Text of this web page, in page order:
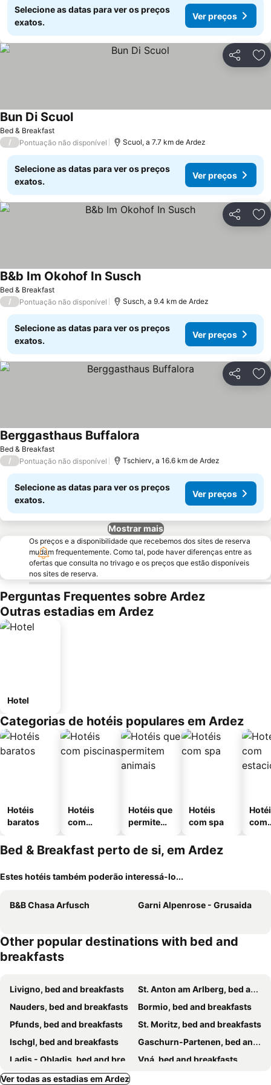
Selecione as datas para ver os preços
exatos.
Ver preços
Partilhar
Bed & Breakfast
Bun Di Scuol
/ Pontuação não disponível Scuol, a 7.7 km de Ardez
Selecione as datas para ver os preços
exatos.
Ver preços
Partilhar
Bed & Breakfast
B&b Im Okohof In Susch
/ Pontuação não disponível Susch, a 9.4 km de Ardez
Selecione as datas para ver os preços
exatos.
Ver preços
Partilhar
Bed & Breakfast
Berggasthaus Buffalora
/ Pontuação não disponível Tschierv, a 16.6 km de Ardez
Selecione as datas para ver os preços
exatos.
Ver preços
Mostrar mais
Os preços e a disponibilidade que recebemos dos sites de reserva
mudam frequentemente. Como tal, pode haver diferenças entre as
ofertas que consulta no trivago e os preços que estão disponíveis
nos sites de reserva.
Perguntas Frequentes sobre Ardez
Outras estadias em Ardez
Hotel
Categorias de hotéis populares em Ardez
Hotéis
baratos
Hotéis
com
Hotéis que
permitem
Hotéis
com spa
com
Bed & Breakfast perto de si, em Ardez
Estes hotéis também poderão interessá-lo...
B&B Chasa Arfusch Garni Alpenrose - Grusaida
Other popular destinations with bed and
breakfasts
Livigno, bed and breakfasts
St. Anton am Arlberg, bed and breakfasts
Nauders, bed and breakfasts
Bormio, bed and breakfasts
Pfunds, bed and breakfasts
St. Moritz, bed and breakfasts
Ischgl, bed and breakfasts
Gaschurn-Partenen, bed and breakfasts
Ladis - Obladis, bed and breakfasts
Vná, bed and breakfasts
Schlanders, bed and breakfasts
Ver todas as estadias em Ardez